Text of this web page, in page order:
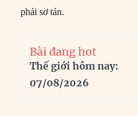
phải sơ tán.
Bài đang hot
Thế giới hôm nay:
07/08/2026